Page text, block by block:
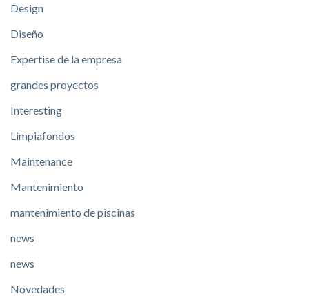
Design
Diseño
Expertise de la empresa
grandes proyectos
Interesting
Limpiafondos
Maintenance
Mantenimiento
mantenimiento de piscinas
news
news
Novedades